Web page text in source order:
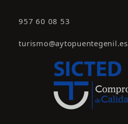
957 60 08 53
turismo@aytopuentegenil.es